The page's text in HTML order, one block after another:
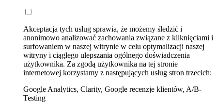
Akceptacja tych usług sprawia, że możemy śledzić i
anonimowo analizować zachowania związane z kliknięciami i
surfowaniem w naszej witrynie w celu optymalizacji naszej
witryny i ciągłego ulepszania ogólnego doświadczenia
użytkownika. Za zgodą użytkownika na tej stronie
internetowej korzystamy z następujących usług stron trzecich:
Google Analytics, Clarity, Google recenzje klientów, A/B-
Testing